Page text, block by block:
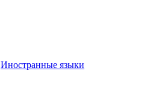
Иностранные языки